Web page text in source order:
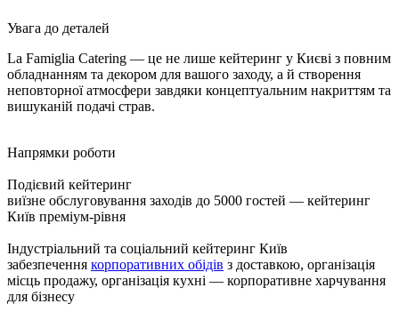
Увага до деталей
La Famiglia Catering — це не лише кейтеринг у Києві з повним
обладнанням та декором для вашого заходу, а й створення
неповторної атмосфери завдяки концептуальним накриттям та
вишуканій подачі страв.
Напрямки роботи
Подієвий кейтеринг
виїзне обслуговування заходів до 5000 гостей — кейтеринг
Київ преміум-рівня
Індустріальний та соціальний кейтеринг Київ
забезпечення корпоративних обідів з доставкою, організація
місць продажу, організація кухні — корпоративне харчування
для бізнесу